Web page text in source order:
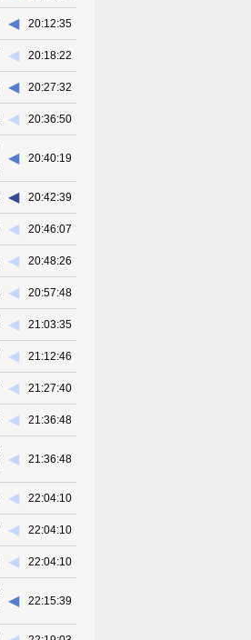
20:12:35
◀︎
20:18:22
◀︎
20:27:32
◀︎
20:36:50
◀︎
20:40:19
◀︎
20:42:39
◀︎
20:46:07
◀︎
20:48:26
◀︎
20:57:48
◀︎
21:03:35
◀︎
21:12:46
◀︎
21:27:40
◀︎
21:36:48
◀︎
21:36:48
◀︎
22:04:10
◀︎
22:04:10
◀︎
22:04:10
◀︎
22:15:39
◀︎